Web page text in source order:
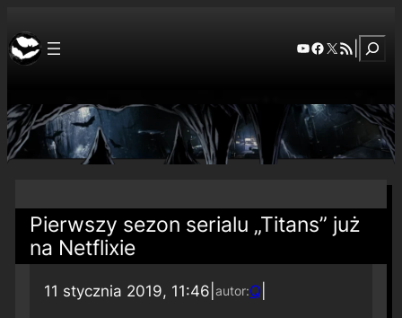
YouTube
Facebook
X RSS Feed
Pierwszy sezon serialu „Titans” już
na Netflixie
11 stycznia 2019, 11:46 autor:Q